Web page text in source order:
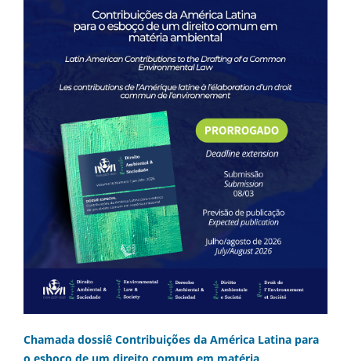
Chamada dossiê Contribuições da América Latina para